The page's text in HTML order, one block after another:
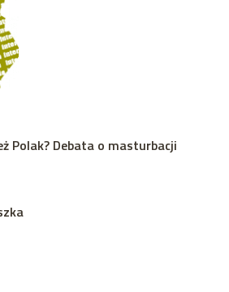
Polak? Debata o masturbacji